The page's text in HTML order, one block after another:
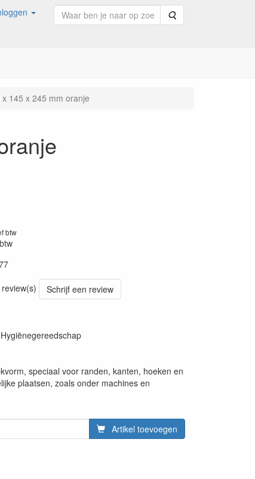
Zoeken
145 x 245 mm oranje
btw
Schrijf een review
speciaal voor randen, kanten, hoeken en
plaatsen, zoals onder machines en
Artikel toevoegen